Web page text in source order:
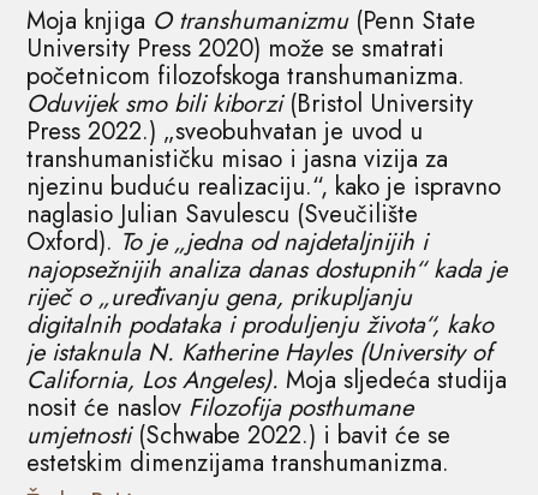
Moja knjiga O transhumanizmu(Penn State
University Press 2020) može se smatrati
početnicom filozofskoga transhumanizma.
Oduvijek smo bili kiborzi(Bristol University
Press 2022.) „sveobuhvatan je uvod u
transhumanističku misao i jasna vizija za
njezinu buduću realizaciju.“, kako je ispravno
naglasio Julian Savulescu (Sveučilište
Oxford). To je „jedna od najdetaljnijih i
najopsežnijih analiza danas dostupnih“ kada je
riječ o „uređivanju gena, prikupljanju
digitalnih podataka i produljenju života“, kako
je istaknula N. Katherine Hayles (University of
California, Los Angeles).Moja sljedeća studija
nosit će naslov Filozofija posthumane
umjetnosti(Schwabe 2022.) i bavit će se
estetskim dimenzijama transhumanizma.